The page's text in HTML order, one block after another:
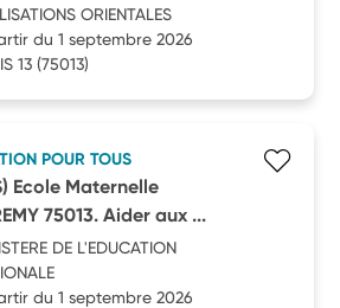
ORIENTALES
du 1 septembre 2026
13 (75013)
POUR TOUS
Ecole Maternelle
75013. Aider aux ...
DE L'EDUCATION
du 1 septembre 2026